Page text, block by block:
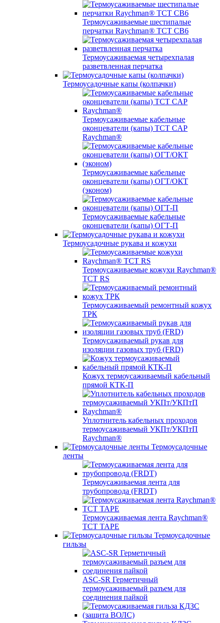
Термоусаживаемые шестипалые
перчатки Raychman® ТСТ СВ6
Термоусаживаемая четырехпалая
разветвленная перчатка
Термоусадочные капы (колпачки)
Термоусаживаемые кабельные
оконцеватели (капы) ТCT CAP
Raychman®
Термоусаживаемые кабельные
оконцеватели (капы) ОГТ/ОКТ
(эконом)
Термоусаживаемые кабельные
оконцеватели (капы) ОГТ-П
Термоусадочные рукава и кожухи
Термоусаживаемые кожухи Raychman®
TCT RS
Термоусаживаемый ремонтный кожух
ТРК
Термоусаживаемый рукав для
изоляции газовых труб (FRD)
Кожух термоусаживаемый кабельный
прямой КТК-П
Уплотнитель кабельных проходов
термоусаживаемый УКПт/УКПтП
Raychman®
Термоусадочные
ленты
Термоусаживаемая лента для
трубопровода (FRDT)
Термоусаживаемая лента Raychman®
TCT TAPE
Термоусадочные
гильзы
ASC‐SR Герметичный
термоусаживаемый разъем для
соединения пайкой